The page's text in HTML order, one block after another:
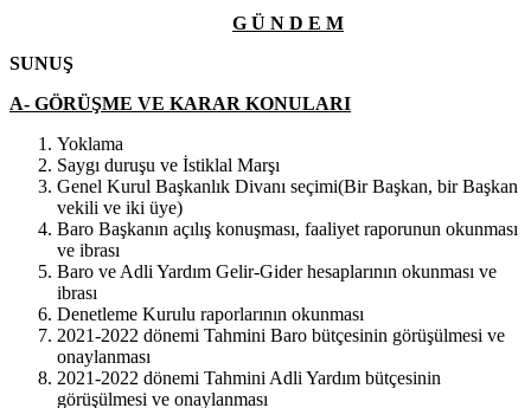
G Ü N D E M
SUNUŞ
A- GÖRÜŞME VE KARAR KONULARI
Yoklama
Saygı duruşu ve İstiklal Marşı
Genel Kurul Başkanlık Divanı seçimi(Bir Başkan, bir Başkan
vekili ve iki üye)
Baro Başkanın açılış konuşması, faaliyet raporunun okunması
ve ibrası
Baro ve Adli Yardım Gelir-Gider hesaplarının okunması ve
ibrası
Denetleme Kurulu raporlarının okunması
2021-2022 dönemi Tahmini Baro bütçesinin görüşülmesi ve
onaylanması
2021-2022 dönemi Tahmini Adli Yardım bütçesinin
görüşülmesi ve onaylanması